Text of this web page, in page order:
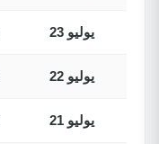
23 يوليو
22 يوليو
21 يوليو